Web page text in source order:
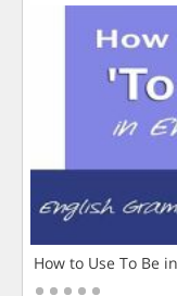
How to Use To Be